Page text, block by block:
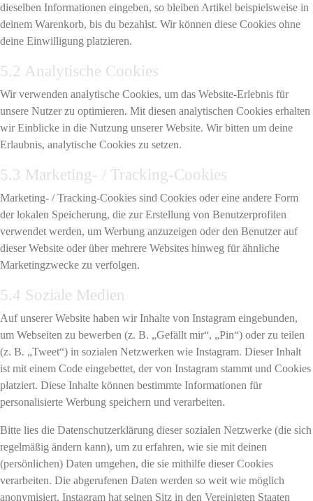
dieselben Informationen eingeben, so bleiben Artikel beispielsweise in
deinem Warenkorb, bis du bezahlst. Wir können diese Cookies ohne
deine Einwilligung platzieren.
5.2 Analytische Cookies
Wir verwenden analytische Cookies, um das Website-Erlebnis für
unsere Nutzer zu optimieren. Mit diesen analytischen Cookies erhalten
wir Einblicke in die Nutzung unserer Website. Wir bitten um deine
Erlaubnis, analytische Cookies zu setzen.
5.3 Marketing- / Tracking-Cookies
Marketing- / Tracking-Cookies sind Cookies oder eine andere Form
der lokalen Speicherung, die zur Erstellung von Benutzerprofilen
verwendet werden, um Werbung anzuzeigen oder den Benutzer auf
dieser Website oder über mehrere Websites hinweg für ähnliche
Marketingzwecke zu verfolgen.
5.4 Soziale Medien
Auf unserer Website haben wir Inhalte von Instagram eingebunden,
um Webseiten zu bewerben (z. B. „Gefällt mir“, „Pin“) oder zu teilen
(z. B. „Tweet“) in sozialen Netzwerken wie Instagram. Dieser Inhalt
ist mit einem Code eingebettet, der von Instagram stammt und Cookies
platziert. Diese Inhalte können bestimmte Informationen für
personalisierte Werbung speichern und verarbeiten.
Bitte lies die Datenschutzerklärung dieser sozialen Netzwerke (die sich
regelmäßig ändern kann), um zu erfahren, wie sie mit deinen
(persönlichen) Daten umgehen, die sie mithilfe dieser Cookies
verarbeiten. Die abgerufenen Daten werden so weit wie möglich
anonymisiert. Instagram hat seinen Sitz in den Vereinigten Staaten